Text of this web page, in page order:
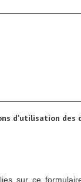
d'utilisation des
sur ce